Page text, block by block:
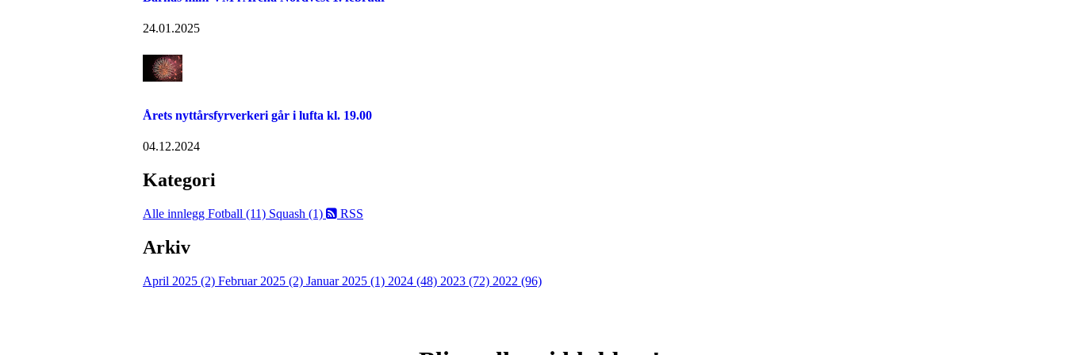
24.01.2025
Årets nyttårsfyrverkeri går i lufta kl. 19.00
04.12.2024
Kategori
Alle innlegg Fotball (11) Squash (1) RSS
Arkiv
April 2025 (2) Februar 2025 (2) Januar 2025 (1) 2024 (48) 2023 (72) 2022 (96)